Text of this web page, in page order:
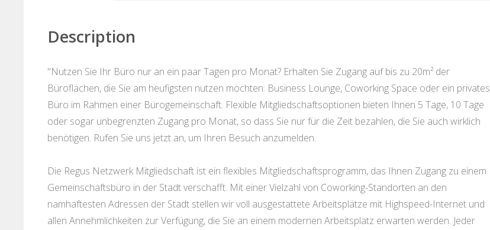
Description
"Nutzen Sie Ihr Büro nur an ein paar Tagen pro Monat? Erhalten Sie Zugang auf bis zu 20m² der
Büroflächen, die Sie am heufigsten nutzen möchten: Business Lounge, Coworking Space oder ein privates
Büro im Rahmen einer Bürogemeinschaft. Flexible Mitgliedschaftsoptionen bieten Ihnen 5 Tage, 10 Tage
oder sogar unbegrenzten Zugang pro Monat, so dass Sie nur für die Zeit bezahlen, die Sie auch wirklich
benötigen. Rufen Sie uns jetzt an, um Ihren Besuch anzumelden.
Die Regus Netzwerk Mitgliedschaft ist ein flexibles Mitgliedschaftsprogramm, das Ihnen Zugang zu einem
Gemeinschaftsbüro in der Stadt verschafft. Mit einer Vielzahl von Coworking-Standorten an den
namhaftesten Adressen der Stadt stellen wir voll ausgestattete Arbeitsplätze mit Highspeed-Internet und
allen Annehmlichkeiten zur Verfügung, die Sie an einem modernen Arbeitsplatz erwarten werden. Jeder